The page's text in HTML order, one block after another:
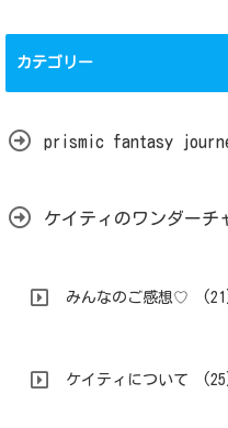
カテゴリー
prismic fantasy
ケイティのワンダー
みんなのご感想♡
ケイティについて